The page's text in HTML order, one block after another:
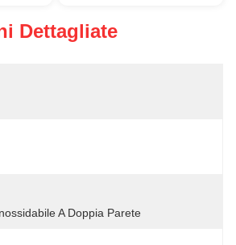
Dettagliate
A Doppia Parete